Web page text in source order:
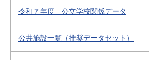
令和７年度 公立学校関係データ
公共施設一覧（推奨データセット）